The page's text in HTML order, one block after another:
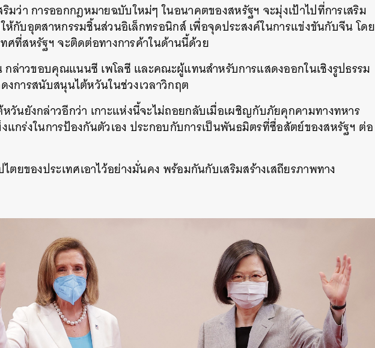
มว่า การออกกฎหมายฉบับใหม่ๆ ในอนาคตของสหรัฐฯ จะมุ่งเป้าไปที่การเสริม
ห้กับอุตสาหกรรมชิ้นส่วนอิเล็กทรอนิกส์ เพื่อจุดประสงค์ในการแข่งขันกับจีน โดย
ศที่สหรัฐฯ จะติดต่อทางการค้าในด้านนี้ด้วย
กล่าวขอบคุณแนนซี เพโลซี และคณะผู้แทนสำหรับการแสดงออกในเชิงรูปธรรม
งการสนับสนุนไต้หวันในช่วงเวลาวิกฤต
วันยังกล่าวอีกว่า เกาะแห่งนี้จะไม่ถอยกลับเมื่อเผชิญกับภัยคุกคามทางทหาร
แกร่งในการป้องกันตัวเอง ประกอบกับการเป็นพันธมิตรที่ซื่อสัตย์ของสหรัฐฯ ต่อ
ไตยของประเทศเอาไว้อย่างมั่นคง พร้อมกันกับเสริมสร้างเสถียรภาพทาง
SHARE TWEET LINE EMAIL